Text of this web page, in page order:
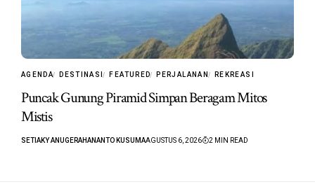
AGENDA DESTINASI FEATURED PERJALANAN REKREASI
Puncak Gunung Piramid Simpan Beragam Mitos
Mistis
SETIAKY ANUGERAHANANTO KUSUMAAGUSTUS 6, 2026 2 MIN READ